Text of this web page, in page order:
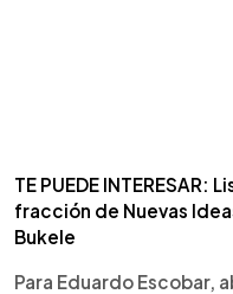
TE PUEDE INTERESAR:
fracción de Nuevas
Bukele
Para Eduardo